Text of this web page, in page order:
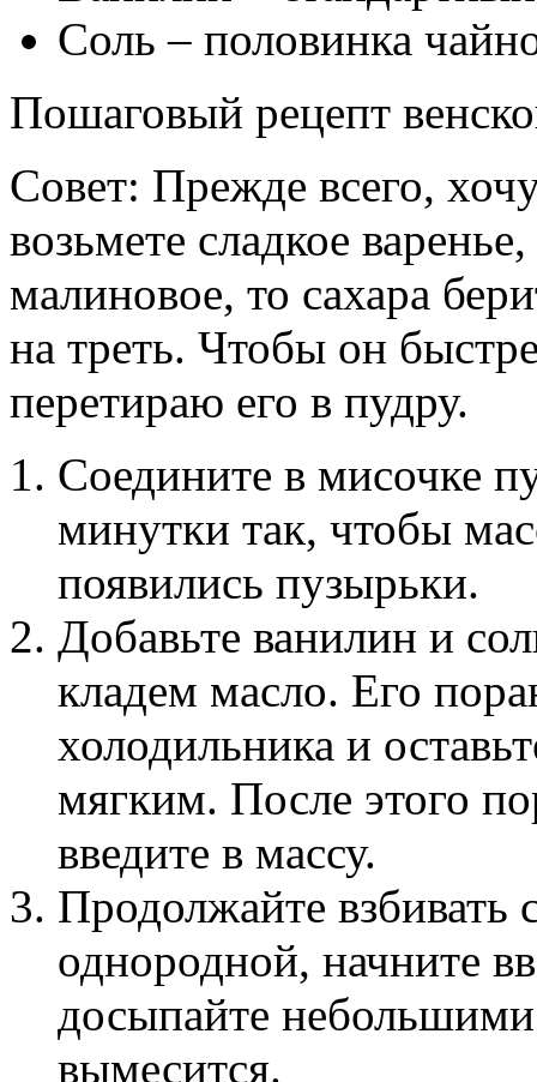
Соль – половинка
Пошаговый рецепт
Совет: Прежде всего,
возьмете сладкое
малиновое, то сахара
на треть. Чтобы он
перетираю его в пудру.
Соедините в мисочке
минутки так, чтобы
появились пузырьки.
Добавьте ванилин и
кладем масло. Его
холодильника и
мягким. После этого
введите в массу.
Продолжайте взбивать
однородной, начните
досыпайте
вымесится.